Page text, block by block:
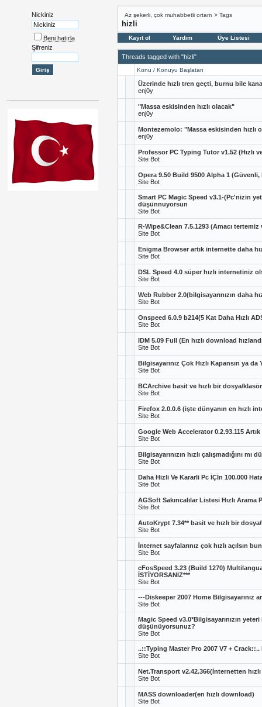
Nickiniz
Beni hatırla
Şifreniz
Az şekerli, çok muhabbetli ortam > Tags
hizli
Kayıt ol Yardım Üye Listesi
Threads tagged with "hizli"
Konu / Konuyu Başlatan
Üzerinde hızlı tren geçti, burnu bile
enj0y
"Massa eskisinden hızlı olacak"
enj0y
Montezemolo: "Massa eskisinden hızlı
enj0y
Professor PC Typing Tutor v1.52 (Hızlı
Site Bot
Opera 9.50 Build 9500 Alpha 1 (Güvenli,
Site Bot
Smart PC Magic Speed v3.1-(Pc'nizin
düşünnuyorsun
Site Bot
R-Wipe&Clean 7.5.1293 (Amacı tertemiz
Site Bot
Enigma Browser artık internette daha
Site Bot
DSL Speed 4.0 süper hızlı internetiniz
Site Bot
Web Rubber 2.0(bilgisayarınızın daha
Site Bot
Onspeed 6.0.9 b214(5 Kat Daha Hızlı
Site Bot
IDM 5.09 Full (En hızlı download
Site Bot
Bilgisayarınız Çok Hızlı Kapansın ya da
Site Bot
BCArchive basit ve hızlı bir dosya/
Site Bot
Firefox 2.0.0.6 (işte dünyanın en hızlı
Site Bot
Google Web Accelerator 0.2.93.115
Site Bot
Bilgisayarınızın hızlı çalışmadığını
Site Bot
Daha Hizli Ve Kararli Pc İÇİn 100.000
Site Bot
AGSoft Sakıncalılar Listesi Hızlı Arama
Site Bot
AutoKrypt 7.34** basit ve hızlı bir
Site Bot
İnternet sayfalarınız çok hızlı açılsın
Site Bot
cFosSpeed 3.23 (Build 1270)
İSTİYORSANIZ***
Site Bot
---Diskeeper 2007 Home Bilgisayarınız
Site Bot
Magic Speed v3.0*Bilgisayarınızın yeteri
düşünüyorsunuz?
Site Bot
..::Typing Master Pro 2007 V7 +
Site Bot
Net.Transport v2.42.366(İnternetten
Site Bot
MASS downloader(en hızlı download)
Site Bot